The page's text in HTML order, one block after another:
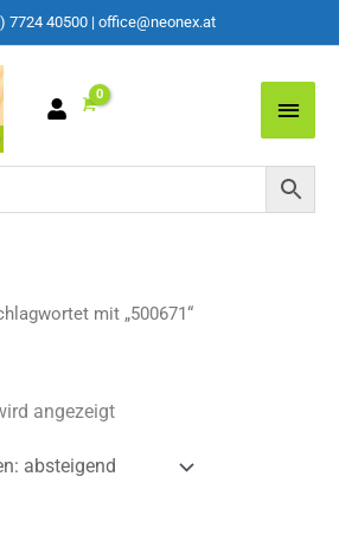
7724 40500 | office@neonex.at
Main
mit „500671“
angezeigt